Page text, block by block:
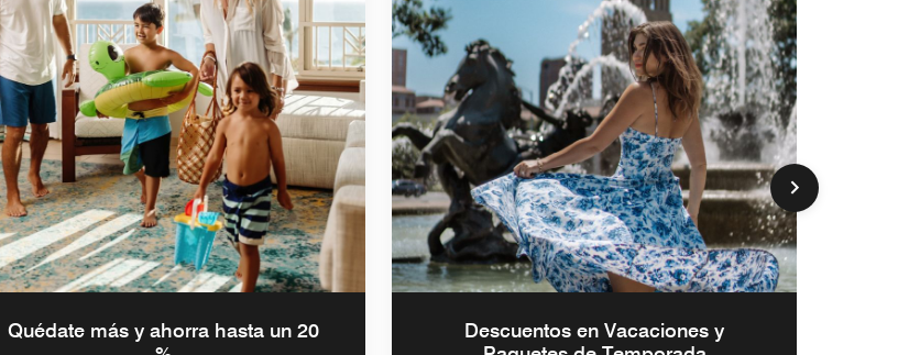
Quédate más y ahorra hasta un 20
Descuentos en Vacaciones y